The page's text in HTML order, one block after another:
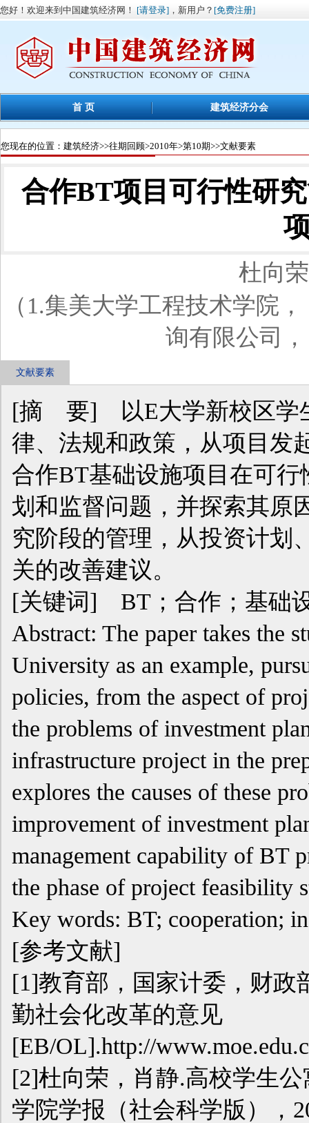
您好！欢迎来到中国建筑经济网！ [请登录] ，新用户？ [免费注册]
首 页 建筑经济分会
您现在的位置： 建筑经济>>往期回顾>2010年>第10期>>文献要素
合作BT项目可行性研
杜向
（1.集美大学工程技术学院
询有限公司
文献要素
[摘 要] 以E大学新校区学
律、法规和政策，从项目发
合作BT基础设施项目在可
划和监督问题，并探索其原
究阶段的管理，从投资计划
关的改善建议。
[关键词] BT；合作；基础
Abstract: The paper takes the
University as an example,
policies, from the aspect of
the problems of investment
infrastructure project in the
explores the causes of these
improvement of investment
management capability of BT
the phase of project feasibility
Key words: BT; cooperation;
[参考文献]
[1]教育部，国家计委，财政
勤社会化改革的意见
[EB/OL].http://
[2]杜向荣，肖静.高校学生
学院学报（社会科学版），